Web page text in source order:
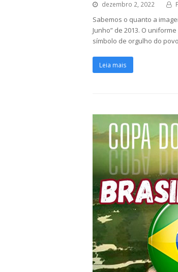
dezembro 2, 2022
Sabemos o quanto a
Junho” de 2013. O
símbolo de orgulho do
Leia mais